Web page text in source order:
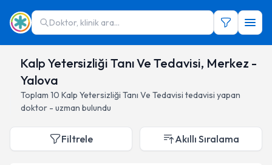
Doktor, klinik ara...
Kalp Yetersizliği Tanı Ve Tedavisi, Merkez -
Yalova
Toplam 10 Kalp Yetersizliği Tanı Ve Tedavisi tedavisi yapan
doktor - uzman bulundu
Filtrele Akıllı Sıralama